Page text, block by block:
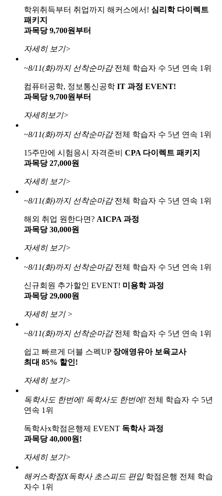
학위취득부터 취업까지 해커스에서! 심리학 다이렉트
패키지
과목당 9,700원부터
자세히 보기>
~8/11(화)까지 선착순마감전체 학습자 수 5년 연속 1위
컴퓨터공학, 정보통신공학 IT 과정 EVENT!
과목당 9,700원부터
자세히보기>
~8/11(화)까지 선착순마감전체 학습자 수 5년 연속 1위
15주만에 시험응시 자격준비
CPA 다이렉트 패키지
과목당 27,000원
자세히 보기>
~8/11(화)까지 선착순마감전체 학습자 수 5년 연속 1위
해외 취업 원한다면? AICPA 과정
과목당 30,000원
자세히 보기>
~8/11(화)까지 선착순마감전체 학습자 수 5년 연속 1위
신규회원 추가할인 EVENT! 미용학 과정
과목당 29,000원
자세히 보기 >
~8/11(화)까지 선착순마감전체 학습자 수 5년 연속 1위
쉽고 빠르게 더블 스펙UP 장애영유아 보육교사
최대 85% 할인!
자세히 보기>
독학사도 한번에! 독학사도 한번에! 전체 학습자 수 5년
연속 1위
독학사x학점은행제 EVENT 독학사 과정
과목당 40,000원!
자세히 보기>
해커스학점X독학사 초스피드 편입학점은행 전체 학습
자수 1위